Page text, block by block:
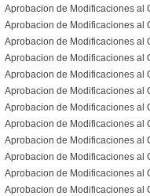
Aprobacion de Modificaciones al
Aprobacion de Modificaciones al
Aprobacion de Modificaciones al
Aprobacion de Modificaciones al
Aprobacion de Modificaciones al
Aprobacion de Modificaciones al
Aprobacion de Modificaciones al
Aprobacion de Modificaciones al
Aprobacion de Modificaciones al
Aprobacion de Modificaciones al
Aprobacion de Modificaciones al
Aprobacion de Modificaciones al